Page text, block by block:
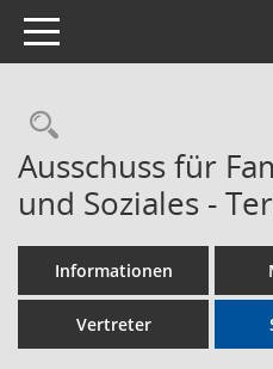
Toggle navigation
Ausschuss für
und Soziales -
Informationen
Vertreter